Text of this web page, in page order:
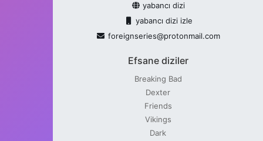
yabancı dizi
yabancı dizi izle
foreignseries@protonmail.com
Efsane diziler
Breaking Bad
Dexter
Friends
Vikings
Dark